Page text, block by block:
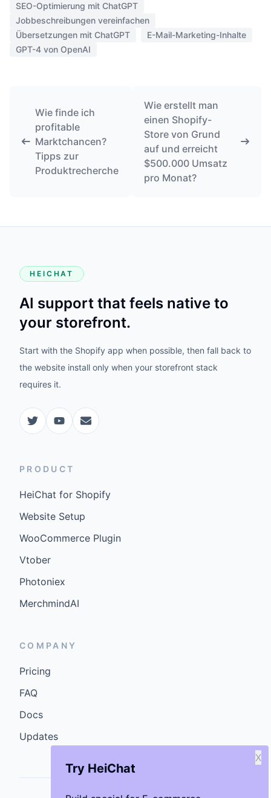
Try HeiChat
X
SEO-Optimierung mit ChatGPT
Jobbeschreibungen vereinfachen
Übersetzungen mit ChatGPT
E-Mail-Marketing-Inhalte
GPT-4 von OpenAI
Wie finde ich
profitable
Marktchancen?
Tipps zur
Produktrecherche
Wie erstellt man
einen Shopify-
Store von Grund
auf und erreicht
$500.000 Umsatz
pro Monat?
HEICHAT
AI support that feels native to
your storefront.
Start with the Shopify app when possible, then fall back to
the website install only when your storefront stack
requires it.
PRODUCT
HeiChat for Shopify
Website Setup
WooCommerce Plugin
Vtober
Photoniex
MerchmindAI
COMPANY
Pricing
FAQ
Docs
Updates